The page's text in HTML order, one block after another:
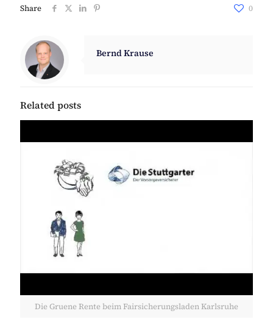
Share 0
Bernd Krause
Related posts
Die Gruene Rente beim Fairsicherungsladen Karlsruhe